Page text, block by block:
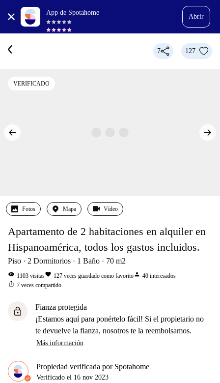
App de Spotahome
Abrir
7 127
VERIFICADO
Fotos Mapa Vídeo
Apartamento de 2 habitaciones en alquiler en
Hispanoamérica, todos los gastos incluidos.
Piso 2 Dormitorios 1 Baño 70 m2
visibility 1103 visitasfavorite 127 veces guardado como favoritoperson 40 interesados
ios_share 7 veces compartido
lock
Fianza protegida
¡Estamos aquí para ponértelo fácil! Si el propietario no
te devuelve la fianza, nosotros te la reembolsamos.
Más información
Propiedad verificada por Spotahome
Verificado el 16 nov 2023